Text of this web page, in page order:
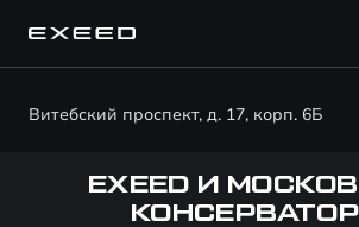
Витебский проспект, д. 17, корп. 6Б
EXEED И